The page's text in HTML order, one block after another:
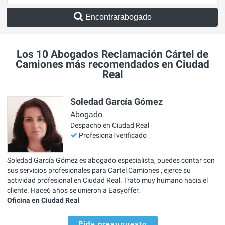
Encontrarabogado
Los 10 Abogados Reclamación Cártel de
Camiones más recomendados en Ciudad
Real
Soledad García Gómez
Abogado
Despacho en Ciudad Real
Profesional verificado
Soledad García Gómez es abogado especialista, puedes contar con
sus servicios profesionales para Cartel Camiones , ejerce su
actividad profesional en Ciudad Real. Trato muy humano hacia el
cliente. Hace6 años se unieron a Easyoffer.
Oficina en Ciudad Real